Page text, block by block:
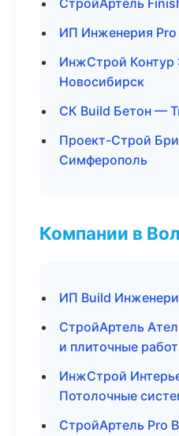
СтройАртель
ИП Инженерия
ИнжСтрой
Новосибирск
СК Build Бетон —
Проект-Строй
Симферополь
Компании в
ИП Build
СтройАртель
и плиточные
ИнжСтрой
Потолочные
СтройАртель Pro